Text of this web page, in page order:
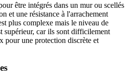
être intégrés dans un mur ou scellés
et une résistance à l'arrachement
plus complexe mais le niveau de
supérieur, car ils sont difficilement
pour une protection discrète et